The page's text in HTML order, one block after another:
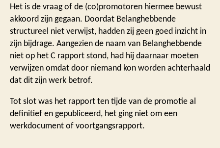
Het is de vraag of de (co)promotoren hiermee bewust
akkoord zijn gegaan. Doordat Belanghebbende
structureel niet verwijst, hadden zij geen goed inzicht in
zijn bijdrage. Aangezien de naam van Belanghebbende
niet op het C rapport stond, had hij daarnaar moeten
verwijzen omdat door niemand kon worden achterhaald
dat dit zijn werk betrof.
Tot slot was het rapport ten tijde van de promotie al
definitief en gepubliceerd, het ging niet om een
werkdocument of voortgangsrapport.